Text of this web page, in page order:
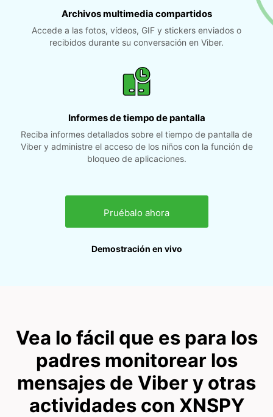
Archivos multimedia compartidos
Accede a las fotos, vídeos, GIF y stickers enviados o
recibidos durante su conversación en Viber.
Informes de tiempo de pantalla
Reciba informes detallados sobre el tiempo de pantalla de
Viber y administre el acceso de los niños con la función de
bloqueo de aplicaciones.
Pruébalo ahora
Demostración en vivo
Vea lo fácil que es para los
padres monitorear los
mensajes de Viber y otras
actividades con XNSPY